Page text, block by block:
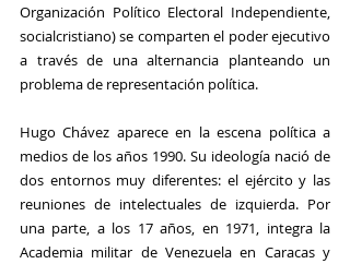
Organización Político Electoral Independiente,
socialcristiano) se comparten el poder ejecutivo
a través de una alternancia planteando un
problema de representación política.
Hugo Chávez aparece en la escena política a
medios de los años 1990. Su ideología nació de
dos entornos muy diferentes: el ejército y las
reuniones de intelectuales de izquierda. Por
una parte, a los 17 años, en 1971, integra la
Academia militar de Venezuela en Caracas y